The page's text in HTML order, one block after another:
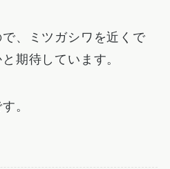
、ミツガシワを近くで
期待しています。
。